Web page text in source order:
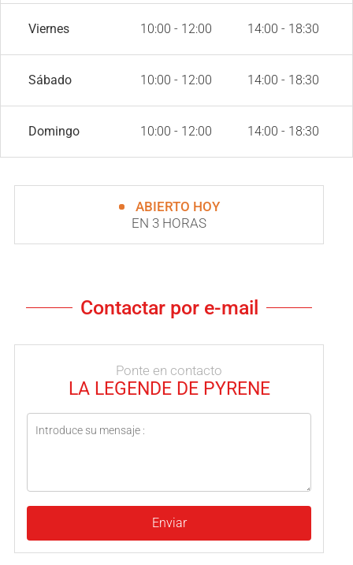
Viernes 10:00 - 12:00 14:00 - 18:30
Sábado 10:00 - 12:00 14:00 - 18:30
Domingo 10:00 - 12:00 14:00 - 18:30
ABIERTO HOY
EN 3 HORAS
Contactar por e-mail
Ponte en contacto
LA LEGENDE DE PYRENE
Enviar